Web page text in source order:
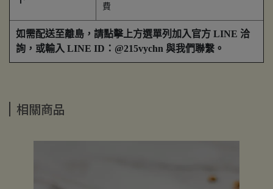
費
如需配送至離島，請點擊上方選單列加入官方 LINE 洽
詢，或輸入 LINE ID：@215vychn 與我們聯繫。
相關商品